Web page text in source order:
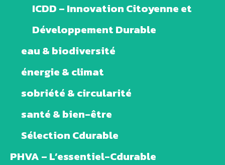
ICDD – Innovation Citoyenne et
Développement Durable
eau & biodiversité
énergie & climat
sobriété & circularité
santé & bien-être
Sélection Cdurable
PHVA – L’essentiel-Cdurable